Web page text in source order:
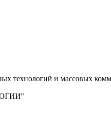
технологий и массовых